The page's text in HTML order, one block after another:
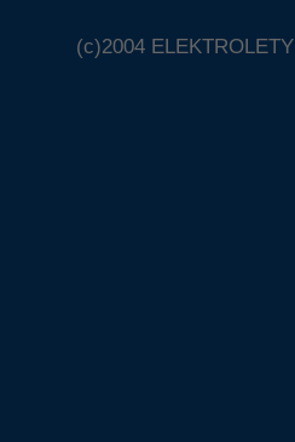
(c)2004 ELEKTROLETY